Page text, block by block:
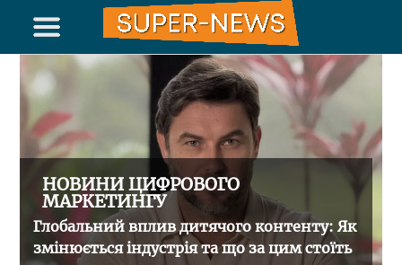
НОВИНИ ЦИФРОВОГО
МАРКЕТИНГУ
Глобальний вплив дитячого контенту: Як
змінюється індустрія та що за цим стоїть